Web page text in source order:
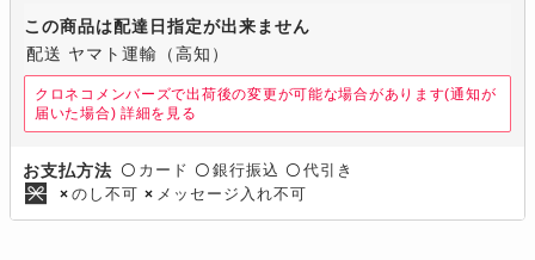
この商品は配達日指定が出来ません
配送 ヤマト運輸（高知）
クロネコメンバーズで出荷後の変更が可能な場合があります(通知が
届いた場合) 詳細を見る
お支払方法 〇 カード 〇 銀行振込 〇 代引き
× のし不可 × メッセージ入れ不可